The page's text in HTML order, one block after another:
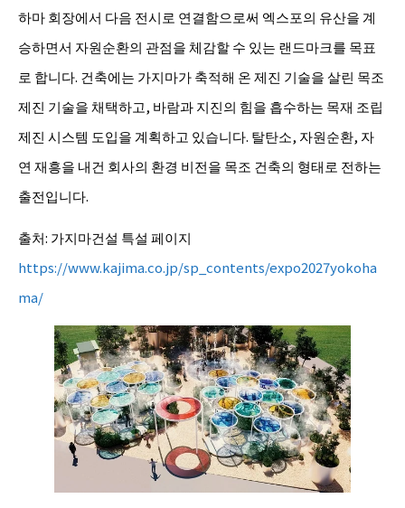
하마 회장에서 다음 전시로 연결함으로써 엑스포의 유산을 계
승하면서 자원순환의 관점을 체감할 수 있는 랜드마크를 목표
로 합니다. 건축에는 가지마가 축적해 온 제진 기술을 살린 목조
제진 기술을 채택하고, 바람과 지진의 힘을 흡수하는 목재 조립
제진 시스템 도입을 계획하고 있습니다. 탈탄소, 자원순환, 자
연 재흥을 내건 회사의 환경 비전을 목조 건축의 형태로 전하는
출전입니다.
출처: 가지마건설 특설 페이지
https://www.kajima.co.jp/sp_contents/expo2027yokoha
ma/